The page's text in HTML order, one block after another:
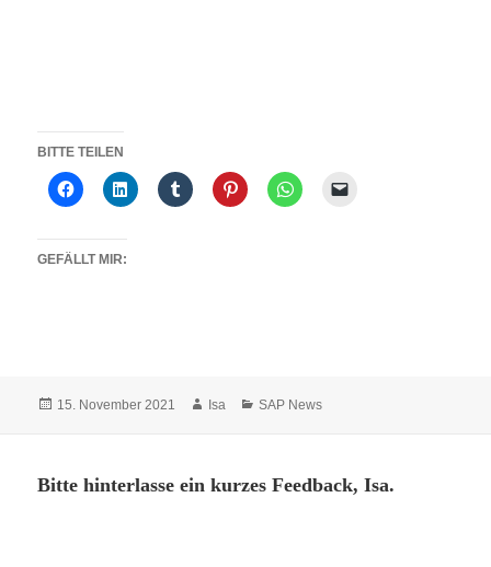
BITTE TEILEN
GEFÄLLT MIR:
Veröffentlicht
15. November 2021 Autor
Isa Kategorien
SAP News
Bitte hinterlasse ein kurzes Feedback, Isa.